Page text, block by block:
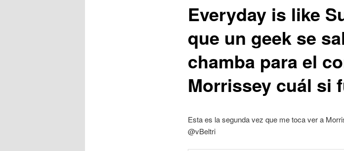
Everyday is like
que un geek se
chamba para el
Morrissey cuál si
Esta es la segunda vez que me toca ver a
@vBeltri